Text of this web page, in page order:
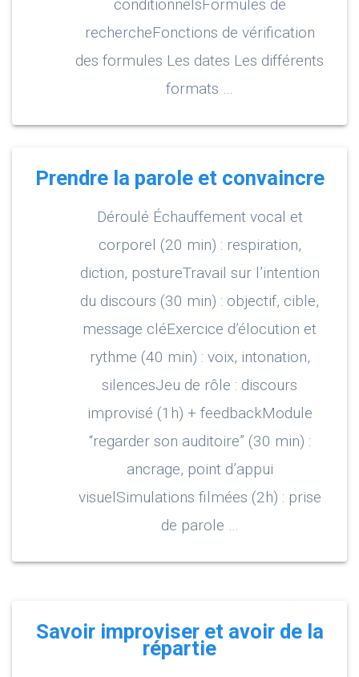
conditionnelsFormules de
rechercheFonctions de vérification
des formules Les dates Les différents
formats …
Prendre la parole et convaincre
Déroulé Échauffement vocal et
corporel (20 min) : respiration,
diction, postureTravail sur l’intention
du discours (30 min) : objectif, cible,
message cléExercice d’élocution et
rythme (40 min) : voix, intonation,
silencesJeu de rôle : discours
improvisé (1h) + feedbackModule
“regarder son auditoire” (30 min) :
ancrage, point d’appui
visuelSimulations filmées (2h) : prise
de parole …
Savoir improviser et avoir de la
répartie